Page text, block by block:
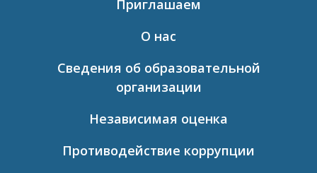
Приглашаем
О нас
Сведения об образовательной
организации
Независимая оценка
Противодействие коррупции